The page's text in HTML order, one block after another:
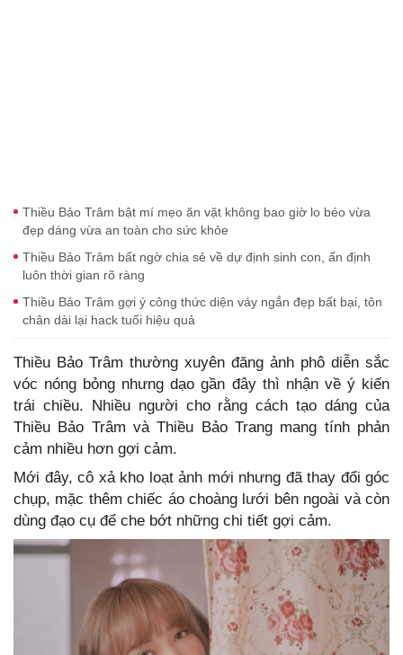
Thiều Bảo Trâm bật mí mẹo ăn vặt không bao giờ lo béo vừa
đẹp dáng vừa an toàn cho sức khỏe
Thiều Bảo Trâm bất ngờ chia sẻ về dự định sinh con, ấn định
luôn thời gian rõ ràng
Thiều Bảo Trâm gợi ý công thức diện váy ngắn đẹp bất bại, tôn
chân dài lại hack tuổi hiệu quả
Thiều Bảo Trâm thường xuyên đăng ảnh phô diễn sắc
vóc nóng bỏng nhưng dạo gần đây thì nhận về ý kiến
trái chiều. Nhiều người cho rằng cách tạo dáng của
Thiều Bảo Trâm và Thiều Bảo Trang mang tính phản
cảm nhiều hơn gợi cảm.
Mới đây, cô xả kho loạt ảnh mới nhưng đã thay đổi góc
chụp, mặc thêm chiếc áo choàng lưới bên ngoài và còn
dùng đạo cụ để che bớt những chi tiết gợi cảm.